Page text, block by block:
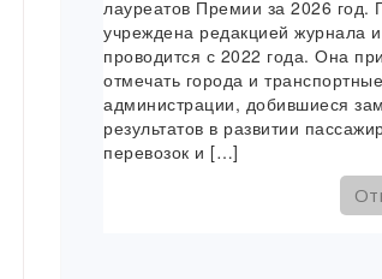
лауреатов Премии за 2026 год.
учреждена редакцией журнала и
проводится с 2022 года. Она
отмечать города и транспортные
администрации, добившиеся
результатов в развитии
перевозок и […]